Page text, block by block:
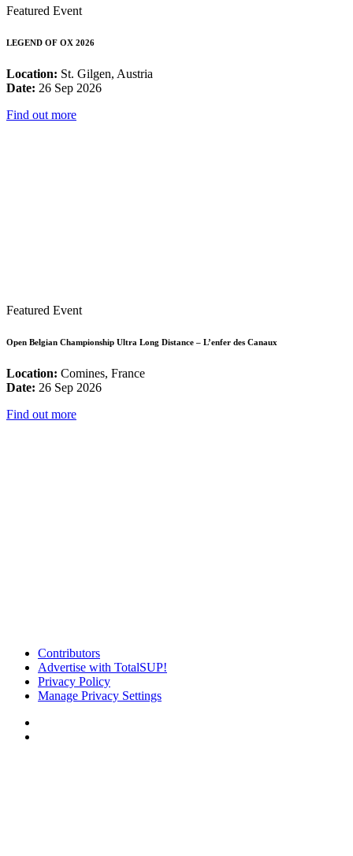
Featured Event
LEGEND OF OX 2026
Location: St. Gilgen, Austria
Date: 26 Sep 2026
Find out more
Featured Event
Open Belgian Championship Ultra Long Distance – L’enfer des Canaux
Location: Comines, France
Date: 26 Sep 2026
Find out more
Contributors
Advertise with TotalSUP!
Privacy Policy
Manage Privacy Settings